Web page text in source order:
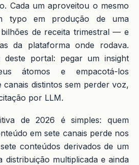
Cada um aproveitou o mesmo
em produção de uma
de receita trimestral — e
da plataforma onde rodava.
portal: pegar um insight
átomos e empacotá-los
canais distintos sem perder voz,
por LLM.
de 2026 é simples: quem
em sete canais perde nos
conteúdos derivados de um
distribuição multiplicada e ainda